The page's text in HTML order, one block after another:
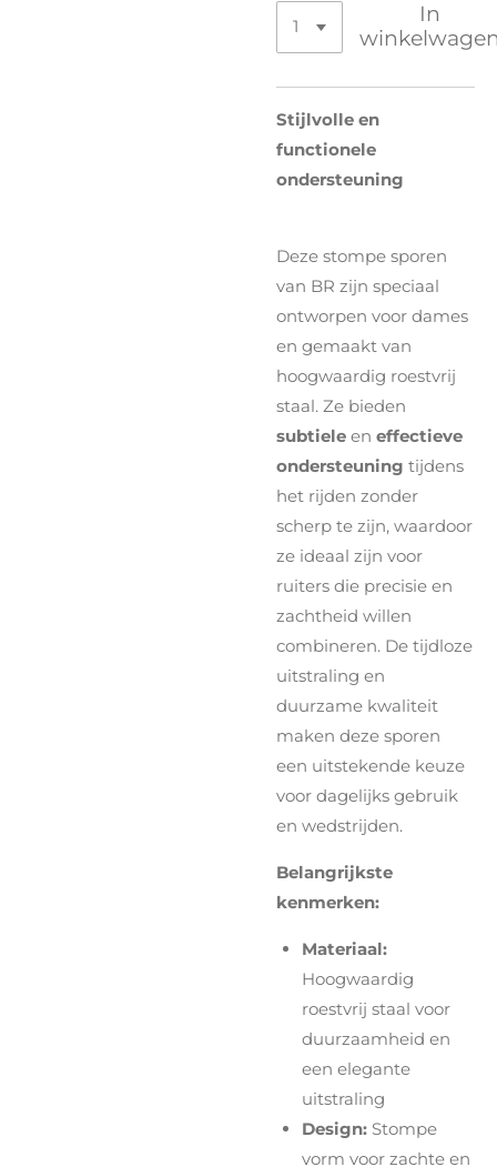
In
Stijlvolle en
functionele
ondersteuning
Deze stompe sporen
van BR zijn speciaal
ontworpen voor dames
en gemaakt van
hoogwaardig roestvrij
staal. Ze bieden
subtiele en effectieve
ondersteuning tijdens
het rijden zonder
scherp te zijn, waardoor
ze ideaal zijn voor
ruiters die precisie en
zachtheid willen
combineren. De tijdloze
uitstraling en
duurzame kwaliteit
maken deze sporen
een uitstekende keuze
voor dagelijks gebruik
en wedstrijden.
Belangrijkste
kenmerken:
Materiaal:
Hoogwaardig
roestvrij staal voor
duurzaamheid en
een elegante
uitstraling
Design:Stompe
vorm voor zachte en